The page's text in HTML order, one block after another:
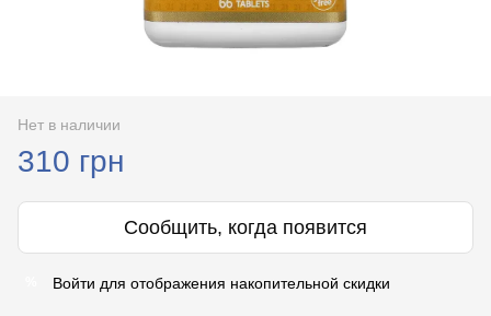
Нет в наличии
310 грн
Сообщить, когда появится
Войти для отображения накопительной скидки